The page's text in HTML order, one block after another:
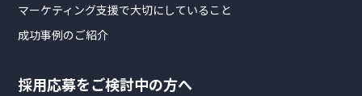
マーケティング支援で大切にしていること
成功事例のご紹介
採用応募をご検討中の方へ